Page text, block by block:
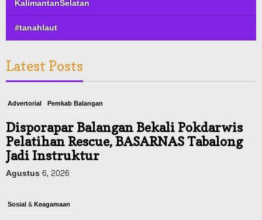
KalimantanSelatan
#tanahlaut
Latest Posts
Advertorial Pemkab Balangan
Disporapar Balangan Bekali Pokdarwis
Pelatihan Rescue, BASARNAS Tabalong
Jadi Instruktur
Agustus 6, 2026
Sosial & Keagamaan